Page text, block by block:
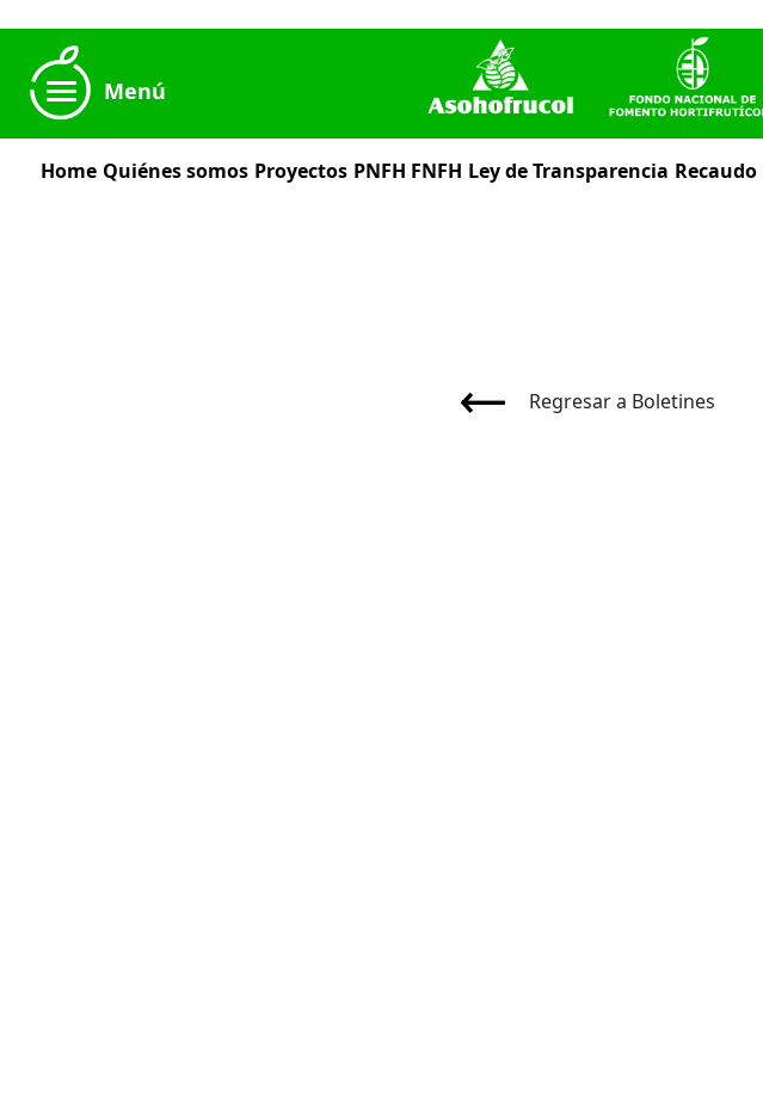
Menú
Home Quiénes somos Proyectos PNFH FNFH Ley de Transparencia Recaudo
Regresar a Boletines